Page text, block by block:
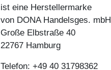
ist eine Herstellermarke
von DONA Handelsges. mbH
Große Elbstraße 40
22767 Hamburg
Telefon: +49 40 31798362